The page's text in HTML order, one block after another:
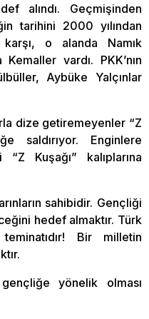
alındı. Geçmişinden
tarihini 2000 yılından
karşı, o alanda Namık
vardı. PKK’nın
Aybüke Yalçınlar
dize getiremeyenler “Z
saldırıyor. Enginlere
Kuşağı” kalıplarına
sahibidir. Gençliği
hedef almaktır. Türk
Bir milletin
yönelik olması